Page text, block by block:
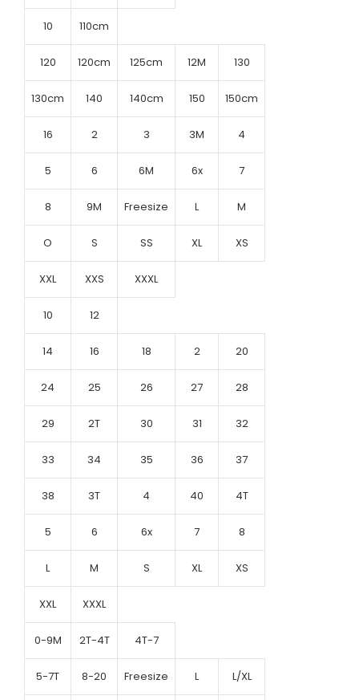
10 110cm
120 120cm 125cm 12M 130
130cm 140 140cm 150 150cm
16 2 3 3M 4
5 6 6M 6x 7
8 9M Freesize L M
O S SS XL XS
XXL XXS XXXL
10 12
14 16 18 2 20
24 25 26 27 28
29 2T 30 31 32
33 34 35 36 37
38 3T 4 40 4T
5 6 6x 7 8
L M S XL XS
XXL XXXL
0-9M 2T-4T 4T-7
5-7T 8-20 Freesize L L/XL